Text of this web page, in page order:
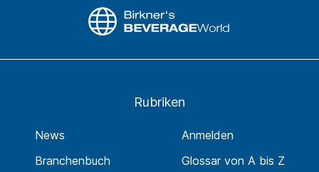
Rubriken
News
Branchenbuch
Anmelden
Glossar von A bis Z